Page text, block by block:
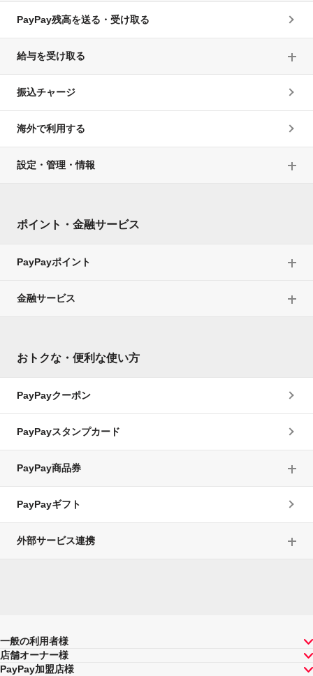
PayPay残高を送る・受け取る
給与を受け取る
振込チャージ
海外で利用する
設定・管理・情報
ポイント・金融サービス
PayPayポイント
金融サービス
おトクな・便利な使い方
PayPayクーポン
PayPayスタンプカード
PayPay商品券
PayPayギフト
外部サービス連携
一般の利用者様
店舗オーナー様
PayPay加盟店様